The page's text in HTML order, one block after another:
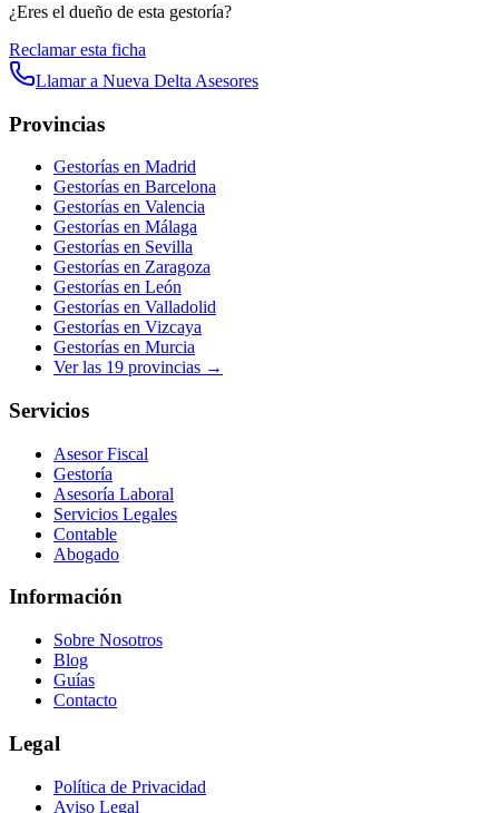
¿Eres el dueño de esta gestoría?
Reclamar esta ficha
Llamar a Nueva Delta Asesores
Provincias
Gestorías en Madrid
Gestorías en Barcelona
Gestorías en Valencia
Gestorías en Málaga
Gestorías en Sevilla
Gestorías en Zaragoza
Gestorías en León
Gestorías en Valladolid
Gestorías en Vizcaya
Gestorías en Murcia
Ver las 19 provincias →
Servicios
Asesor Fiscal
Gestoría
Asesoría Laboral
Servicios Legales
Contable
Abogado
Información
Sobre Nosotros
Blog
Guías
Contacto
Legal
Política de Privacidad
Aviso Legal